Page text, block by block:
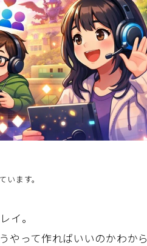
います。
イ。
やって作ればいいのかわから